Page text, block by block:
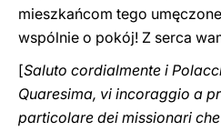
mieszkańcom tego
wspólnie o pokój! Z serca
[Saluto cordialmente i
Quaresima, vi incoraggio a
particolare dei missionari